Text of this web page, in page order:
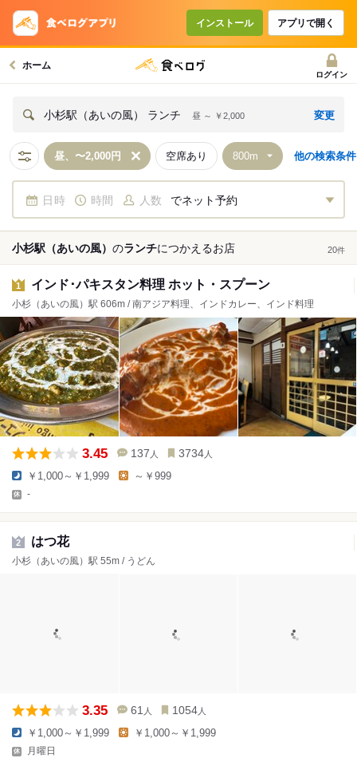
インストール アプリで開く
ホーム
ログイン
小杉駅（あいの風） ランチ 昼 ～ ￥2,000 変更
昼、〜2,000円 空席あり 他の検索条件
日時 時間 人数 でネット予約
小杉駅（あいの風） のランチにつかえるお店 20件
1 インド･パキスタン料理 ホット・スプーン
小杉（あいの風）駅 606m / 南アジア料理、インドカレー、インド料理
3.45 137 人 3734 人
￥1,000～￥1,999 ～￥999
-
2 はつ花
小杉（あいの風）駅 55m / うどん
3.35 61 人 1054 人
￥1,000～￥1,999 ￥1,000～￥1,999
月曜日